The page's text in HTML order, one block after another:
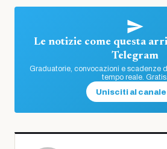
Le notizie come questa
Telegram
Graduatorie, convocazioni e scadenze
tempo reale. Gratis.
Unisciti al